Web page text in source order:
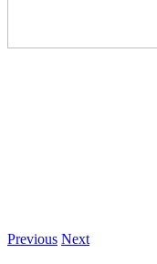
Previous Next